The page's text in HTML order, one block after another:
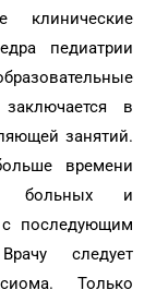
клинические
педиатрии
в
занятий.
времени
больных и
с последующим
следует
Только